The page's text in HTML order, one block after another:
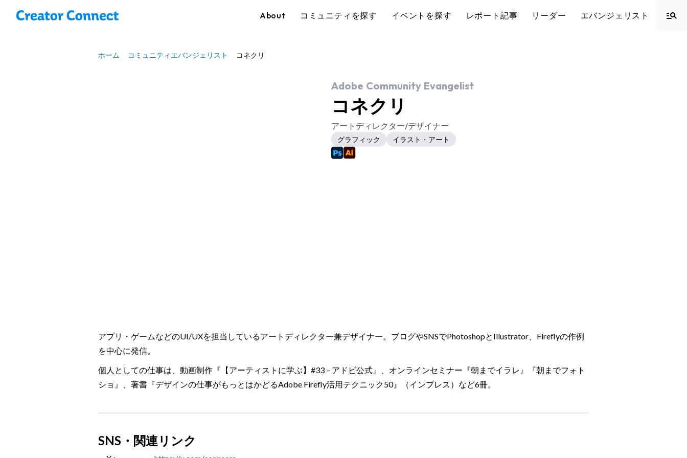
About コミュニティを探す イベントを探す レポート記事 リーダー エバンジェリスト
ホーム コミュニティエバンジェリスト コネクリ
Adobe Community Evangelist
コネクリ
アートディレクター/デザイナー
グラフィック イラスト・アート
アプリ・ゲームなどのUI/UXを担当しているアートディレクター兼デザイナー。ブログやSNSでPhotoshopとIllustrator、Fireflyの作例
を中心に発信。
個人としての仕事は、動画制作『【アーティストに学ぶ】#33 – アドビ公式』、オンラインセミナー『朝までイラレ』『朝までフォト
ショ』、著書『デザインの仕事がもっとはかどるAdobe Firefly活用テクニック50』（インプレス）など6冊。
SNS・関連リンク